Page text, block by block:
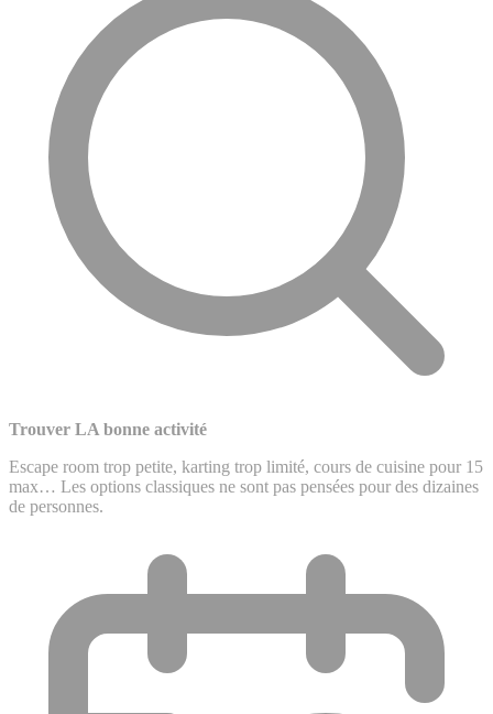
Trouver LA bonne activité
Escape room trop petite, karting trop limité, cours de cuisine pour 15
max… Les options classiques ne sont pas pensées pour des dizaines
de personnes.